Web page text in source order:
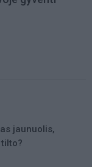
jaunuolis,